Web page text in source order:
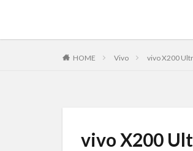
HOME Vivo vivo X200
vivo X200